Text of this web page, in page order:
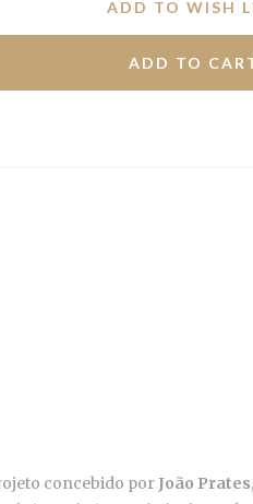
ADD TO WISH
concebido por João Prates